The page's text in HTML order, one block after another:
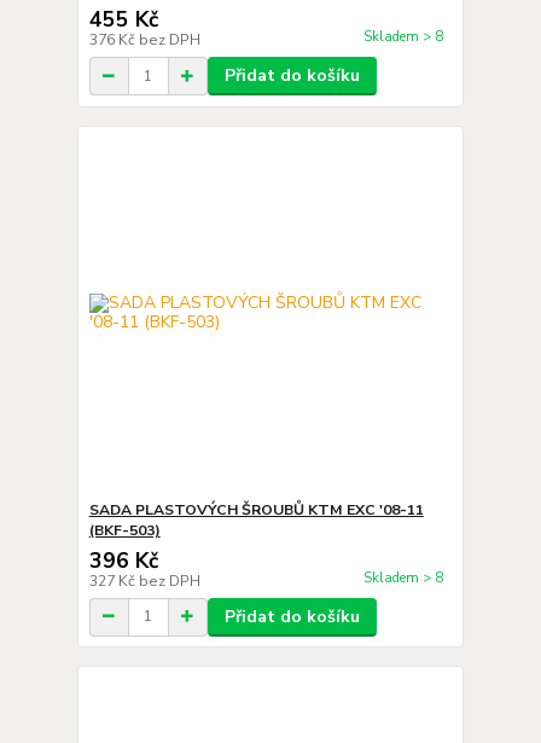
455 Kč
376 Kč bez DPH Skladem > 8
Přidat do košíku
SADA PLASTOVÝCH ŠROUBŮ KTM EXC '08-11
(BKF-503)
396 Kč
327 Kč bez DPH Skladem > 8
Přidat do košíku